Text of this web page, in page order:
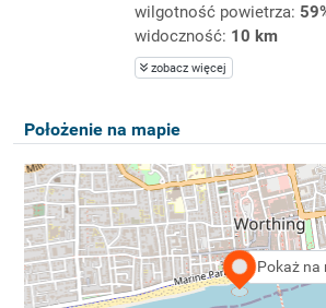
wilgotność powietrza:
widoczność: 10 km
zobacz więcej
Położenie na mapie
Pokaż na